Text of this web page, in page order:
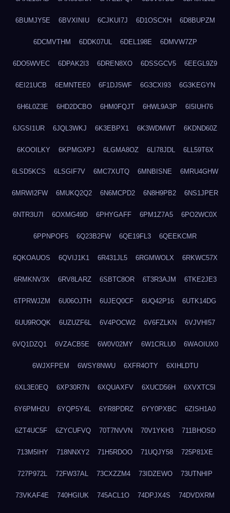
6BUMJY5E 6BVXINIU 6CJKUI7J 6D1OSCXH 6D8BUPZM
6DCMVTHM 6DDK07UL 6DEL198E 6DMVW7ZP
6DO5WVEC 6DPAK2I3 6DREN8XO 6DSSGCV5 6EEGL9Z9
6EI21UCB 6EMNTEE0 6F1DJ5WF 6G3CXI93 6G3KEGYN
6H6L0Z3E 6HD2DCBO 6HM0FQJT 6HWL9A3P 6I5IUH76
6JGSI1UR 6JQL3WKJ 6K3EBPX1 6K3WDMWT 6KDND60Z
6KOOILKY 6KPMGXPJ 6LGMA8OZ 6LI78JDL 6LL59T6X
6LSD5KCS 6LSGIF7V 6MC7XUTQ 6MNBISNE 6MRU4GHW
6MRWI2FW 6MUKQ2Q2 6N6MCPD2 6N8H9PB2 6NS1JPER
6NTR3U7I 6OXMG49D 6PHYGAFF 6PM1Z7A5 6PO2WC0X
6PPNPOF5 6Q23B2FW 6QE19FL3 6QEEKCMR
6QKOAUOS 6QVIJ1K1 6R431JL5 6RGMWOLX 6RKWC57X
6RMKNV3X 6RV8LARZ 6SBTC8OR 6T3R3AJM 6TKE2JE3
6TPRWJZM 6U06OJTH 6UJEQ0CF 6UQ42P16 6UTK14DG
6UU9ROQK 6UZUZF6L 6V4POCW2 6V6FZLKN 6VJVHI57
6VQ1DZQ1 6VZACB5E 6W0V02MY 6W1CRLU0 6WAOIUX0
6WJXFPEM 6WSY8NWU 6XFR4OTY 6XIHLDTU
6XL3E0EQ 6XP30R7N 6XQUAXFV 6XUCD56H 6XVXTC5I
6Y6PMH2U 6YQP5Y4L 6YR8PDRZ 6YY0PXBC 6ZISH1A0
6ZT4UC5F 6ZYCUFVQ 70T7NVVN 70V1YKH3 711BHOSD
713M5IHY 718NNXY2 71H5RDOO 71UQJY58 725P81XE
727P972L 72FW37AL 73CXZZM4 73IDZEWO 73UTNHIP
73VKAF4E 740HGIUK 745ACL1O 74DPJX4S 74DVDXRM